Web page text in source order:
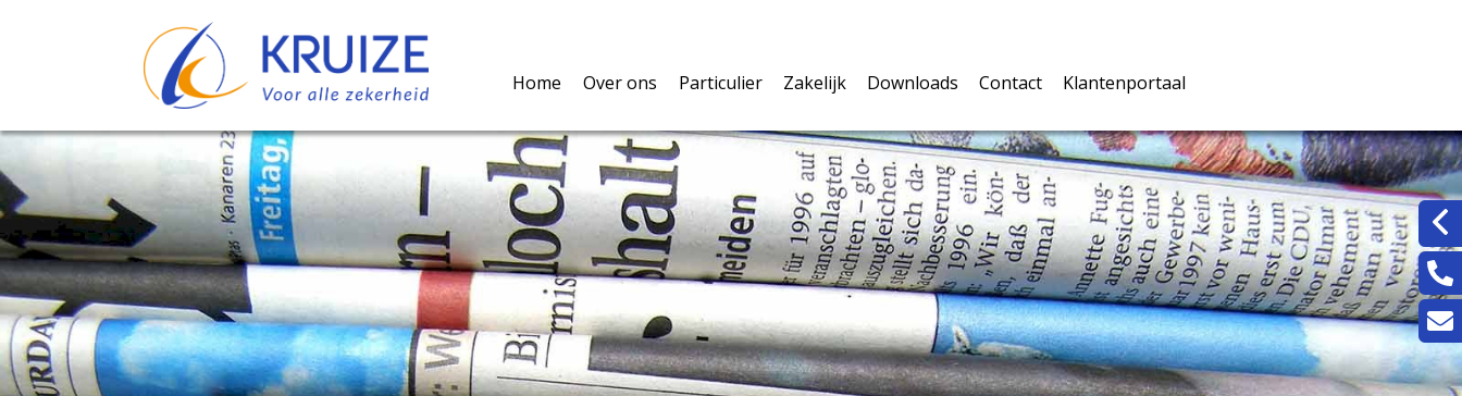
Home Over ons
Over ons
Volmacht
Privacy
Particulier
Verzekeringen
Pensioen & Leven
Hypotheken
Zakelijk
U als ondernemer
De werknemers
De onderneming
Vergelijkingskaarten
Downloads
Polisvoorwaarden
Belangrijke documenten
Schadeformulieren
Verzekeringskaarten
Waardemeters
Contact Klantenportaal
Inloggen klantenportaal